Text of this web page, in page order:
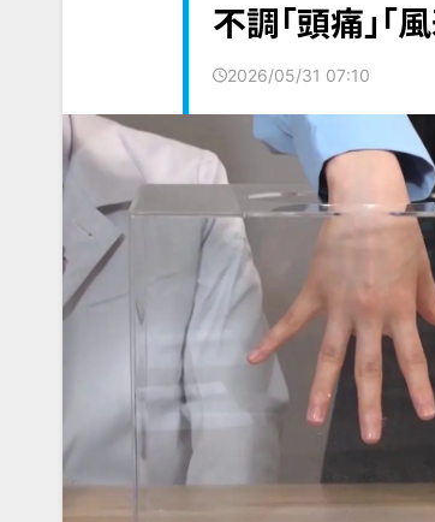
不調「頭痛」「
2026/05/31 07:10